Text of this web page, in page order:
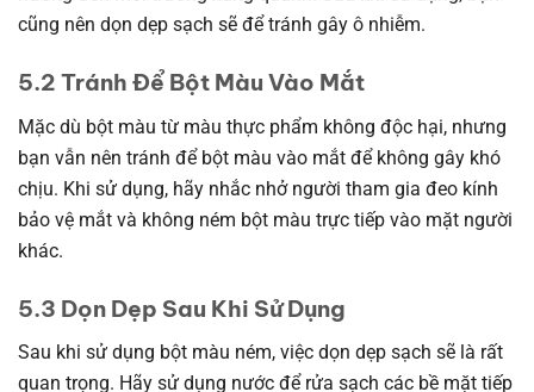
cũng nên dọn dẹp sạch sẽ để tránh gây ô nhiễm.
5.2 Tránh Để Bột Màu Vào Mắt
Mặc dù bột màu từ màu thực phẩm không độc hại, nhưng
bạn vẫn nên tránh để bột màu vào mắt để không gây khó
chịu. Khi sử dụng, hãy nhắc nhở người tham gia đeo kính
bảo vệ mắt và không ném bột màu trực tiếp vào mặt người
khác.
5.3 Dọn Dẹp Sau Khi Sử Dụng
Sau khi sử dụng bột màu ném, việc dọn dẹp sạch sẽ là rất
quan trọng. Hãy sử dụng nước để rửa sạch các bề mặt tiếp